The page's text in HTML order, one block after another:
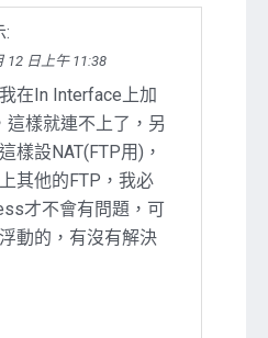
:
12 日上午 11:38
在In Interface上加
這樣就連不上了，另
樣設NAT(FTP用)，
其他的FTP，我必
才不會有問題，可
動的，有沒有解決